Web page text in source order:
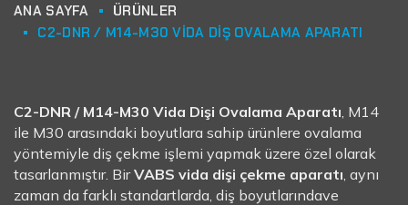
ANA SAYFA
ÜRÜNLER
C2-DNR / M14-M30 VIDA DIŞ OVALAMA APARATI
C2-DNR / M14-M30 Vida Dişi Ovalama Aparatı , M14
ile M30 arasındaki boyutlara sahip ürünlere ovalama
yöntemiyle diş çekme işlemi yapmak üzere özel olarak
tasarlanmıştır. BirVABS vida dişi çekme aparatı , aynı
zaman da farklı standartlarda, diş boyutlarındave